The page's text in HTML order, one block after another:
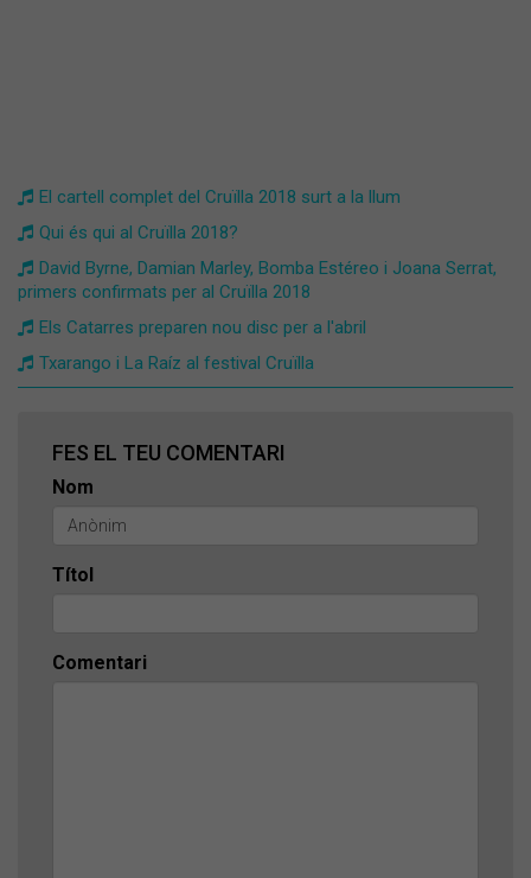
El cartell complet del Cruïlla 2018 surt a la llum
Qui és qui al Cruïlla 2018?
David Byrne, Damian Marley, Bomba Estéreo i Joana Serrat,
primers confirmats per al Cruïlla 2018
Els Catarres preparen nou disc per a l'abril
Txarango i La Raíz al festival Cruïlla
FES EL TEU COMENTARI
Nom
Títol
Comentari